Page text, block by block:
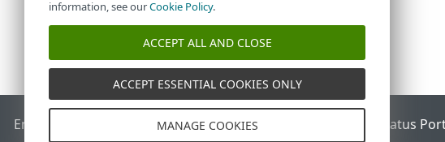
End of Life Base de conocimiento de ESET ESET Status
information, see ourCookie Policy.
ACCEPT ALL AND CLOSE
ACCEPT ESSENTIAL COOKIES ONLY
MANAGE COOKIES